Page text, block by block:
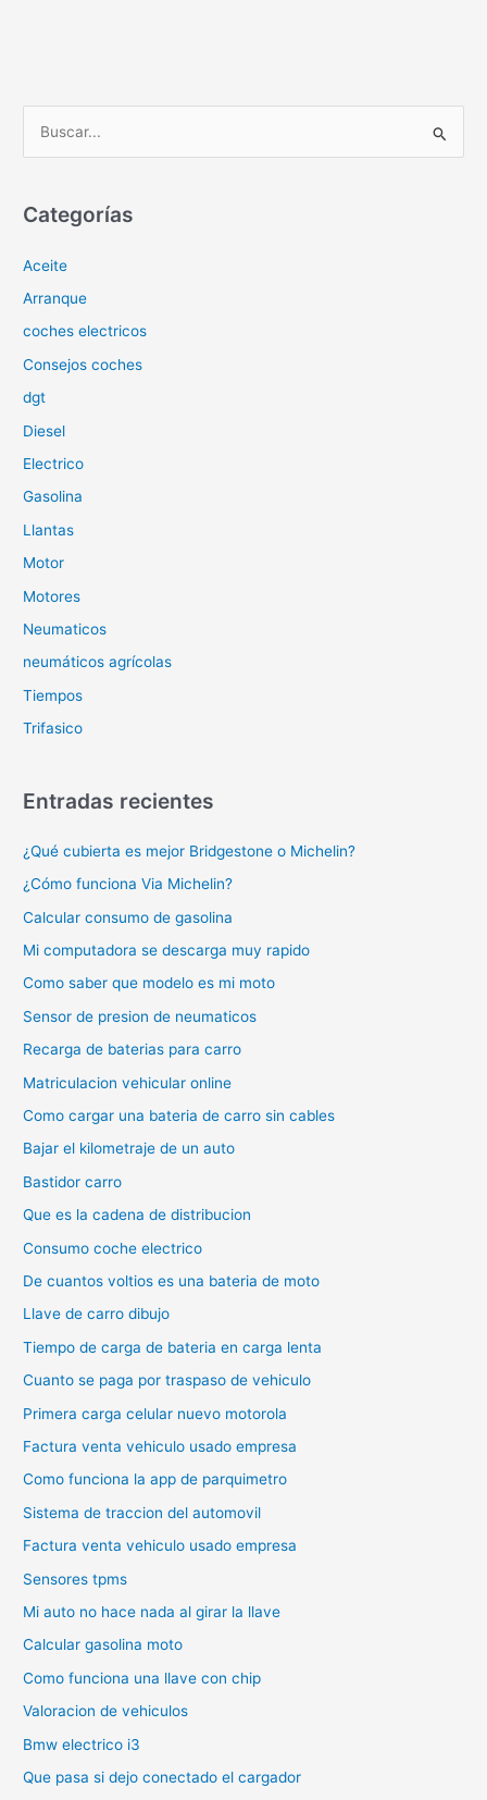
c
r
p
o
Categorías
Aceite
Arranque
coches electricos
Consejos coches
dgt
Diesel
Electrico
Gasolina
Llantas
Motor
Motores
Neumaticos
neumáticos agrícolas
Tiempos
Trifasico
Entradas recientes
¿Qué cubierta es mejor Bridgestone o Michelin?
¿Cómo funciona Via Michelin?
Calcular consumo de gasolina
Mi computadora se descarga muy rapido
Como saber que modelo es mi moto
Sensor de presion de neumaticos
Recarga de baterias para carro
Matriculacion vehicular online
Como cargar una bateria de carro sin cables
Bajar el kilometraje de un auto
Bastidor carro
Que es la cadena de distribucion
Consumo coche electrico
De cuantos voltios es una bateria de moto
Llave de carro dibujo
Tiempo de carga de bateria en carga lenta
Cuanto se paga por traspaso de vehiculo
Primera carga celular nuevo motorola
Factura venta vehiculo usado empresa
Como funciona la app de parquimetro
Sistema de traccion del automovil
Factura venta vehiculo usado empresa
Sensores tpms
Mi auto no hace nada al girar la llave
Calcular gasolina moto
Como funciona una llave con chip
Valoracion de vehiculos
Bmw electrico i3
Que pasa si dejo conectado el cargador